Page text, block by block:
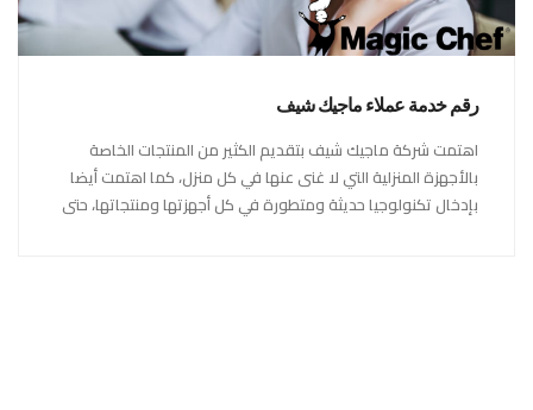
رقم خدمة عملاء ماجيك شيف
اهتمت شركة ماجيك شيف بتقديم الكثير من المنتجات الخاصة
بالأجهزة المنزلية التي لا غنى عنها في كل منزل، كما اهتمت أيضا
بإدخال تكنولوجيا حديثة ومتطورة في كل أجهزتها ومنتجاتها، حتى